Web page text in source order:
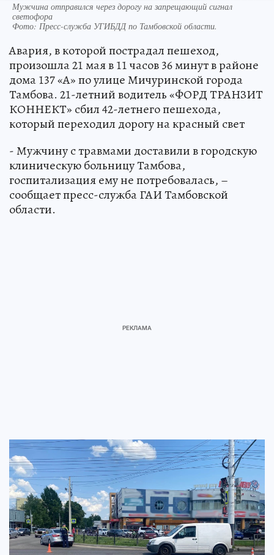
Мужчина отправился через дорогу на запрещающий сигнал
светофора
Фото: Пресс-служба УГИБДД по Тамбовской области.
Авария, в которой пострадал пешеход,
произошла 21 мая в 11 часов 36 минут в районе
дома 137 «А» по улице Мичуринской города
Тамбова. 21-летний водитель «ФОРД ТРАНЗИТ
КОННЕКТ» сбил 42-летнего пешехода,
который переходил дорогу на красный свет
- Мужчину с травмами доставили в городскую
клиническую больницу Тамбова,
госпитализация ему не потребовалась, –
сообщает пресс-служба ГАИ Тамбовской
области.